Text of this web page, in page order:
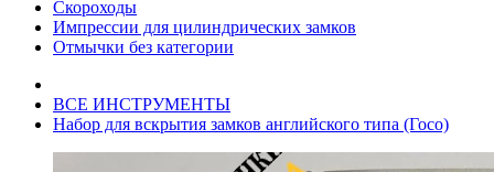
Скороходы
Импрессии для цилиндрических замков
Отмычки без категории
ВСЕ ИНСТРУМЕНТЫ
Набор для вскрытия замков английского типа (Госо)